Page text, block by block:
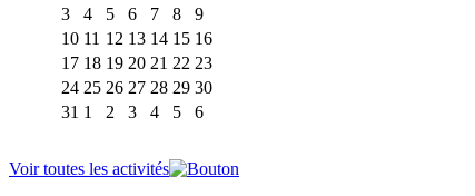
3
4 5 6 7 8
9
10 11 12 13 14 15 16
17 18 19 20 21 22 23
24 25 26 27 28 29 30
31 1 2 3 4 5 6
Voir toutes les activités